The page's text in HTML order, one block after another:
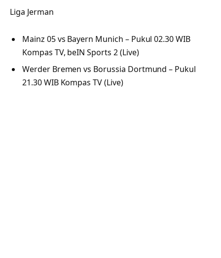
Liga Jerman
Mainz 05 vs Bayern Munich – Pukul 02.30 WIB
Kompas TV, beIN Sports 2 (Live)
Werder Bremen vs Borussia Dortmund – Pukul
21.30 WIB Kompas TV (Live)